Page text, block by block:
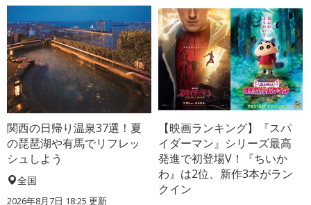
関西の日帰り温泉37選！夏
の琵琶湖や有馬でリフレッ
シュしよう
全国
2026年8月7日 18:25 更新
【映画ランキング】『スパ
イダーマン』シリーズ最高
発進で初登場V！『ちいか
わ』は2位、新作3本がラン
クイン